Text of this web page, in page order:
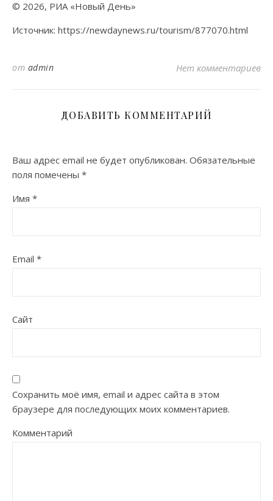
© 2026, РИА «Новый День»
Источник: https://newdaynews.ru/tourism/877070.html
от admin Нет комментариев
ДОБАВИТЬ КОММЕНТАРИЙ
Ваш адрес email не будет опубликован. Обязательные
поля помечены *
Имя *
Email *
Сайт
Сохранить моё имя, email и адрес сайта в этом
браузере для последующих моих комментариев.
Комментарий